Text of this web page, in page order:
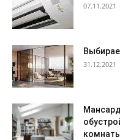
07.11.2021
31.12.2021